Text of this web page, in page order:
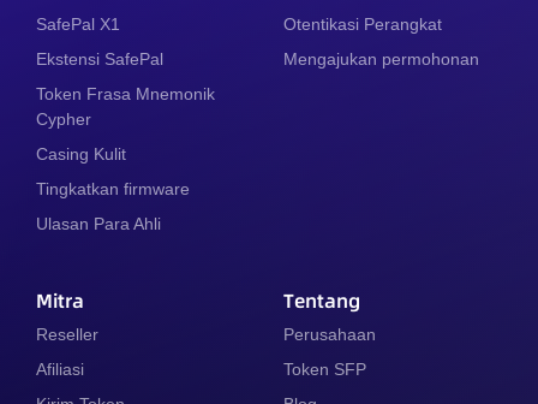
SafePal X1
Ekstensi SafePal
Token Frasa Mnemonik
Cypher
Casing Kulit
Tingkatkan firmware
Ulasan Para Ahli
Otentikasi Perangkat
Mengajukan permohonan
Mitra
Reseller
Afiliasi
Tentang
Perusahaan
Token SFP